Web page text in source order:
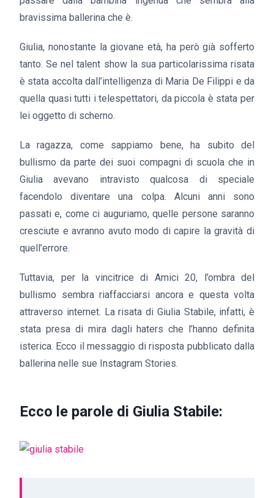
bravissima ballerina che è.
Giulia, nonostante la giovane età, ha però già sofferto
tanto. Se nel talent show la sua particolarissima risata
è stata accolta dall’intelligenza di Maria De Filippi e da
quella quasi tutti i telespettatori, da piccola è stata per
lei oggetto di scherno.
La ragazza, come sappiamo bene, ha subito del
bullismo da parte dei suoi compagni di scuola che in
Giulia avevano intravisto qualcosa di speciale
facendolo diventare una colpa. Alcuni anni sono
passati e, come ci auguriamo, quelle persone saranno
cresciute e avranno avuto modo di capire la gravità di
quell’errore.
Tuttavia, per la vincitrice di Amici 20, l’ombra del
bullismo sembra riaffacciarsi ancora e questa volta
attraverso internet. La risata di Giulia Stabile, infatti, è
stata presa di mira dagli haters che l’hanno definita
isterica. Ecco il messaggio di risposta pubblicato dalla
ballerina nelle sue Instagram Stories.
Ecco le parole di Giulia Stabile: